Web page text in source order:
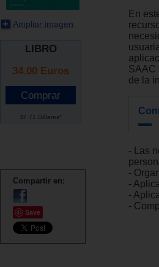
Ampliar imagen
LIBRO
34.00 Euros
37.71 Dólares*
Compartir en:
Save
En
SAAC
de la
- Las
-
-
-
-